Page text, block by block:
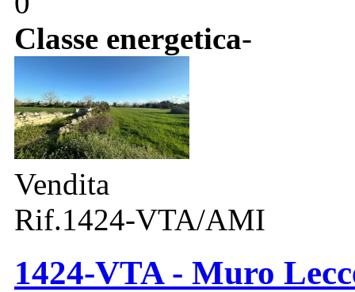
Classe energetica-
Vendita
Rif.1424-VTA/AMI
1424-VTA - Muro